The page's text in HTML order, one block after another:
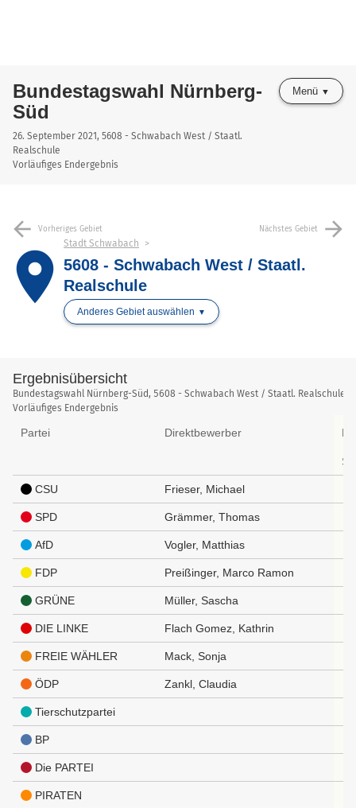
Bundestagswahl Nürnberg-
Süd
26. September 2021, 5608 - Schwabach West / Staatl.
Realschule
Vorläufiges Endergebnis
Menü
arrow_back Vorheriges Gebiet Nächstes Gebiet arrow_forward
place
Stadt Schwabach
5608 - Schwabach West / Staatl.
Realschule
Anderes Gebiet auswählen
Ergebnisübersicht
Ergebnisübersicht
Bundestagswahl Nürnberg-Süd, 5608 - Schwabach West / Staatl. Realschule
Vorläufiges Endergebnis
Partei Direktbewerber
CSU Frieser, Michael
SPD Grämmer, Thomas
AfD Vogler, Matthias
FDP Preißinger, Marco Ramon
GRÜNE Müller, Sascha
DIE LINKE Flach Gomez, Kathrin
FREIE WÄHLER Mack, Sonja
ÖDP Zankl, Claudia
Tierschutzpartei
BP
Die PARTEI
PIRATEN